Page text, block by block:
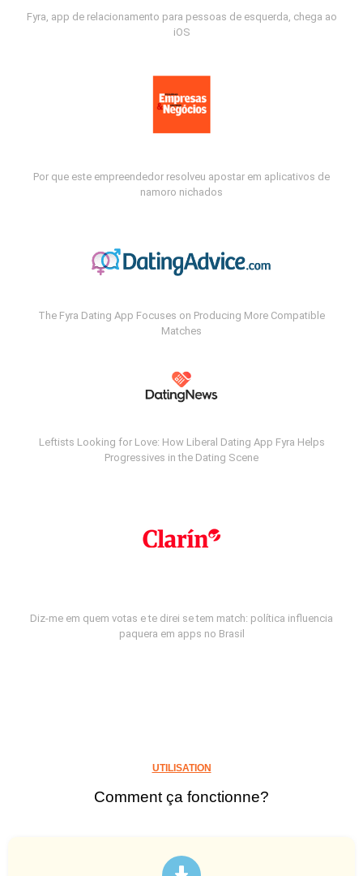
Fyra, app de relacionamento para pessoas de esquerda, chega ao
iOS
Por que este empreendedor resolveu apostar em aplicativos de
namoro nichados
The Fyra Dating App Focuses on Producing More Compatible
Matches
Leftists Looking for Love: How Liberal Dating App Fyra Helps
Progressives in the Dating Scene
Diz-me em quem votas e te direi se tem match: política influencia
paquera em apps no Brasil
UTILISATION
Comment ça fonctionne?